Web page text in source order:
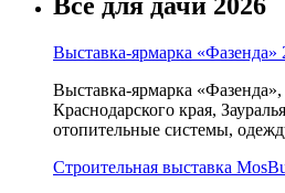
Выставка-ярмарка «Фазенда»
Выставка-ярмарка
Краснодарского края,
отопительные системы,
Строительная выставка